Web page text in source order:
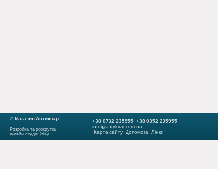
© Магазин Антиквар
Розробка та розкрутка
дизайн студія 2day
+38 0732 235955 +38 0352 235955
info@antykvar.com.ua
Карта сайту
Допомога Лінки